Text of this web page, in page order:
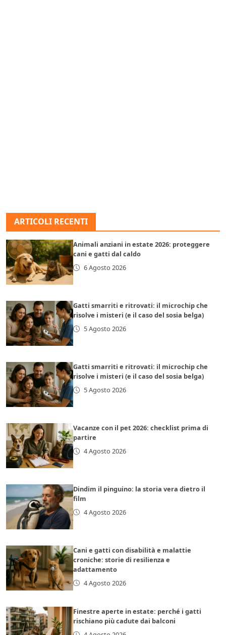
ARTICOLI RECENTI
Animali anziani in estate 2026: proteggere
cani e gatti dal caldo
6 Agosto 2026
Gatti smarriti e ritrovati: il microchip che
risolve i misteri (e il caso del sosia belga)
5 Agosto 2026
Gatti smarriti e ritrovati: il microchip che
risolve i misteri (e il caso del sosia belga)
5 Agosto 2026
Vacanze con il pet 2026: checklist prima di
partire
4 Agosto 2026
Dindim il pinguino: la storia vera dietro il
film
4 Agosto 2026
Cani e gatti con disabilità e malattie
croniche: storie di resilienza e
adattamento
4 Agosto 2026
Finestre aperte in estate: perché i gatti
rischiano più cadute dai balconi